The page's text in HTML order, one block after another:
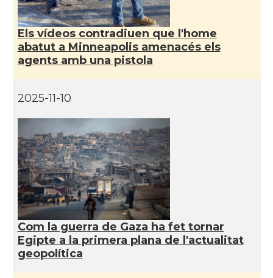
Els vídeos contradiuen que l'home
abatut a Minneapolis amenacés els
agents amb una pistola
2025-11-10
Com la guerra de Gaza ha fet tornar
Egipte a la primera plana de l'actualitat
geopolítica